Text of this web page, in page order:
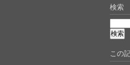
検索
この